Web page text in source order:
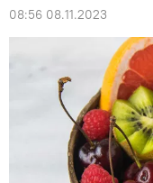
08:56 08.11.2023